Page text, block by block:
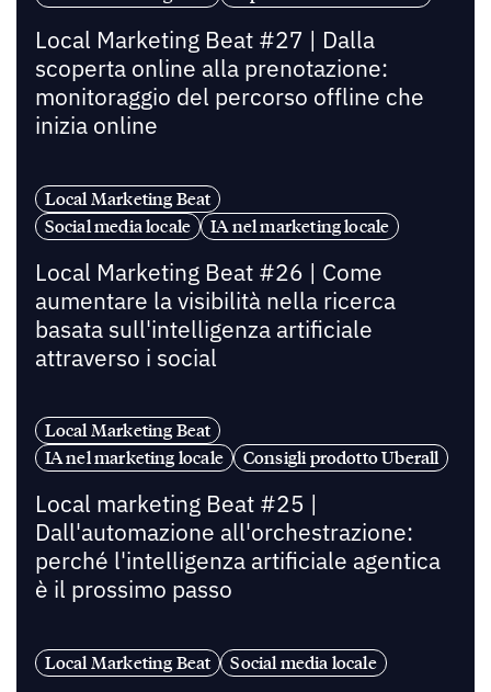
Local Marketing Beat #27 | Dalla
scoperta online alla prenotazione:
monitoraggio del percorso offline che
inizia online
Local Marketing Beat
Social media locale
IA nel marketing locale
Local Marketing Beat #26 | Come
aumentare la visibilità nella ricerca
basata sull'intelligenza artificiale
attraverso i social
Local Marketing Beat
IA nel marketing locale
Consigli prodotto Uberall
Local marketing Beat #25 |
Dall'automazione all'orchestrazione:
perché l'intelligenza artificiale agentica
è il prossimo passo
Local Marketing Beat Social media locale